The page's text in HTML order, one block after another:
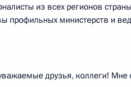
космонавтики
с Королём Марокко
из всех регионов
профильных министерств и
друзья, коллеги! Мне